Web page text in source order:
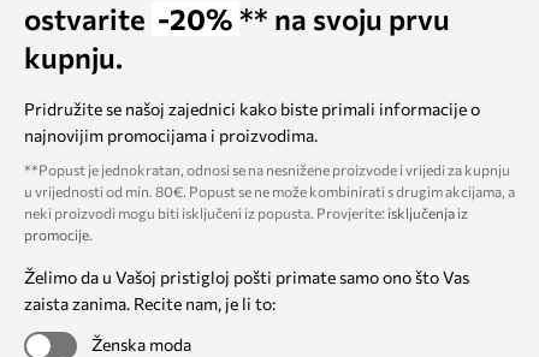
ostvarite -20% ** na svoju prvu
kupnju.
Pridružite se našoj zajednici kako biste primali informacije o
najnovijim promocijama i proizvodima.
**Popust je jednokratan, odnosi se na nesnižene proizvode i vrijedi za kupnju
u vrijednosti od min. 80€. Popust se ne može kombinirati s drugim akcijama, a
neki proizvodi mogu biti isključeni iz popusta. Provjerite: isključenja iz
promocije.
Želimo da u Vašoj pristigloj pošti primate samo ono što Vas
zaista zanima. Recite nam, je li to:
Ženska moda